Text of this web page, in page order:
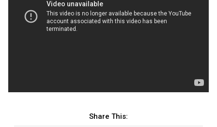
Share This: